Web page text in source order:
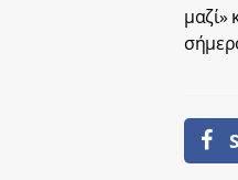
μαζί»